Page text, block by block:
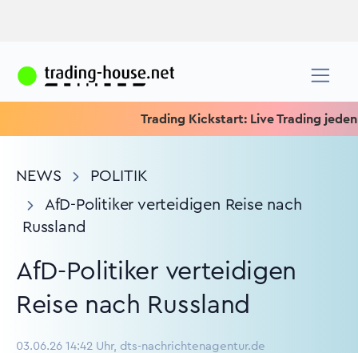
Trading Kickstart: Live Trading jeden
NEWS
POLITIK
AfD-Politiker verteidigen Reise nach
Russland
AfD-Politiker verteidigen
Reise nach Russland
03.06.26 14:42 Uhr, dts-nachrichtenagentur.de